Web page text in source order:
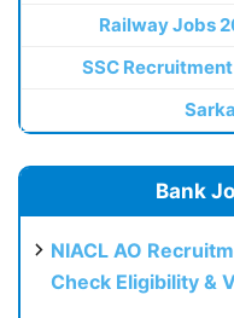
Railway Jobs
SSC
Bank
NIACL AO
Check Eligibility &